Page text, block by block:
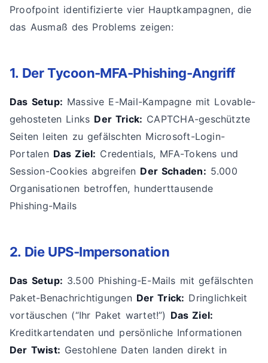
Proofpoint identifizierte vier Hauptkampagnen, die
das Ausmaß des Problems zeigen:
1. Der Tycoon-MFA-Phishing-Angriff
Das Setup: Massive E-Mail-Kampagne mit Lovable-
gehosteten Links Der Trick: CAPTCHA-geschützte
Seiten leiten zu gefälschten Microsoft-Login-
Portalen Das Ziel: Credentials, MFA-Tokens und
Session-Cookies abgreifen Der Schaden: 5.000
Organisationen betroffen, hunderttausende
Phishing-Mails
2. Die UPS-Impersonation
Das Setup: 3.500 Phishing-E-Mails mit gefälschten
Paket-Benachrichtigungen Der Trick: Dringlichkeit
vortäuschen (“Ihr Paket wartet!”) Das Ziel:
Kreditkartendaten und persönliche Informationen
Der Twist: Gestohlene Daten landen direkt in